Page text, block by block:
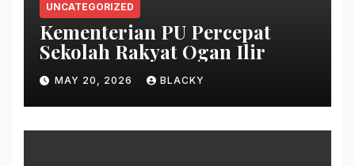
UNCATEGORIZED
Kementerian PU Percepat
Sekolah Rakyat Ogan Ilir
MAY 20, 2026 BLACKY